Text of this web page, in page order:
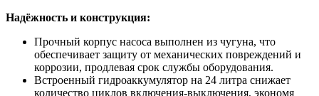
Надёжность и конструкция:
Прочный корпус насоса выполнен из чугуна, что
обеспечивает защиту от механических повреждений и
коррозии, продлевая срок службы оборудования.
Встроенный гидроаккумулятор на 24 литра снижает
количество циклов включения-выключения, экономя